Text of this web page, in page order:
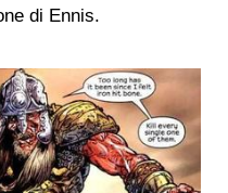
di Ennis.